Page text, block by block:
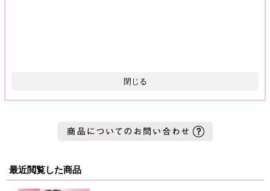
閉じる
最近閲覧した商品